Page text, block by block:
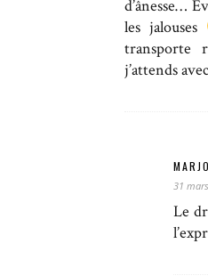
d’ânesse…
les jalouses
transporte
j’attends
31
Le